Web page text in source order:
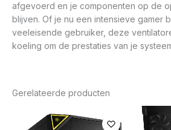
afgevoerd en je componenten op de
blijven. Of je nu een intensieve gamer
veeleisende gebruiker, deze
koeling om de prestaties van je
Gerelateerde producten